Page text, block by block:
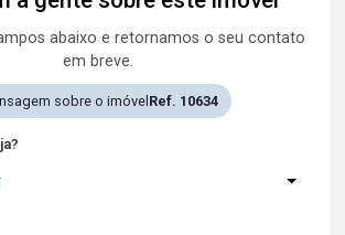
abaixo e retornamos o seu contato
em breve.
sobre o imóvel Ref. 10634